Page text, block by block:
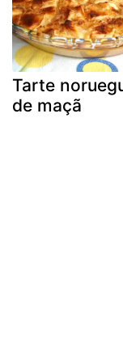
Tarte
de maçã